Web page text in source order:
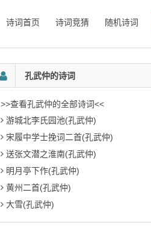
诗词首页 诗词竞猜 随机诗词
孔武仲的诗词
>>查看孔武仲的全部诗词<<
游城北李氏园池(孔武仲)
宋履中学士挽词二首(孔武仲)
送张文潜之淮南(孔武仲)
明月亭下作(孔武仲)
黄州二首(孔武仲)
大雪(孔武仲)